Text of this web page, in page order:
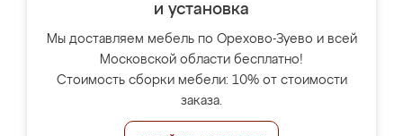
и установка
Мы доставляем мебель по Орехово-Зуево и всей
Московской области бесплатно!
Стоимость сборки мебели: 10% от стоимости
заказа.